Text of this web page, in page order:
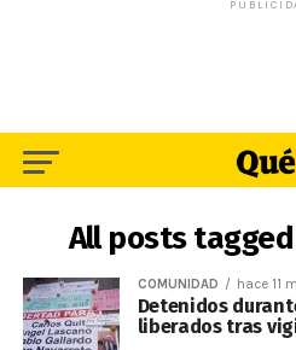
All posts
COMUNIDAD hace 11
Detenidos
liberados tras